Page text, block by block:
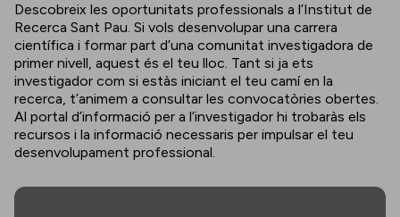
Descobreix les oportunitats professionals a l’Institut de
Recerca Sant Pau. Si vols desenvolupar una carrera
científica i formar part d’una comunitat investigadora de
primer nivell, aquest és el teu lloc. Tant si ja ets
investigador com si estàs iniciant el teu camí en la
recerca, t’animem a consultar les convocatòries obertes.
Al portal d’informació per a l’investigador hi trobaràs els
recursos i la informació necessaris per impulsar el teu
desenvolupament professional.